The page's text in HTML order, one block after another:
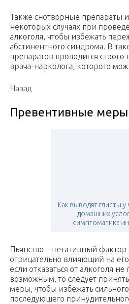
Также снотворные препараты
некоторых случаях при
алкоголя, чтобы избежать
абстинентного синдрома. В
препаратов проводится
врача-нарколога, которого
Назад
Превентивные меры
Как выводят глисты у
домашних
симптоматика
Пьянство – негативный
отрицательно влияющий на
если отказаться от алкоголя не
возможным, то следует
меры, чтобы избежать
последующего